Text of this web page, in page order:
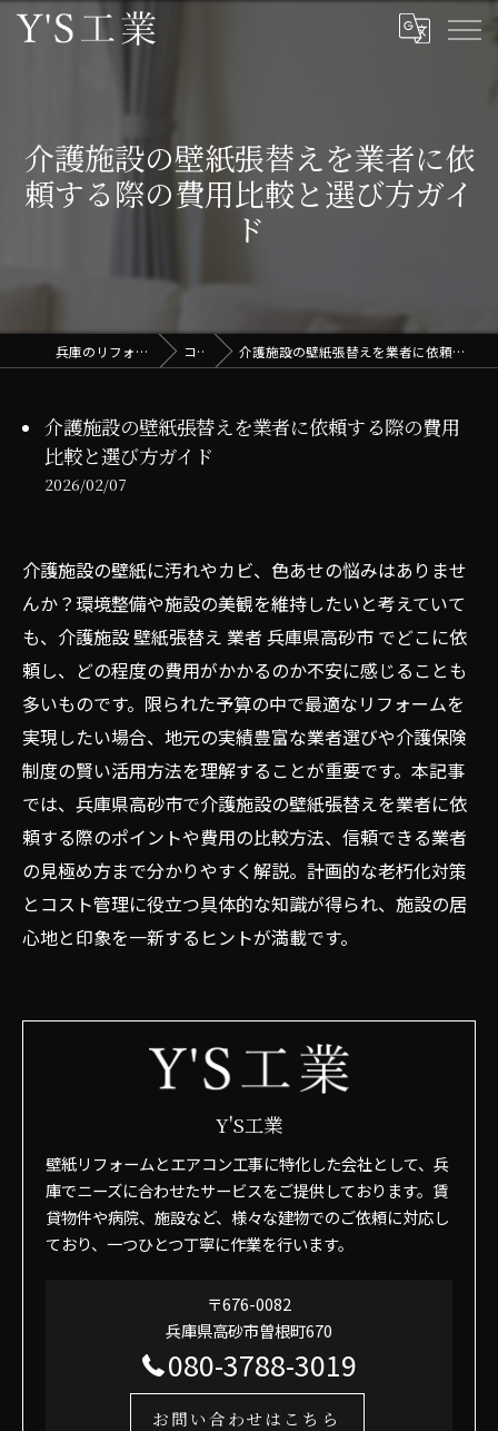
介護施設の壁紙張替えを業者に依
頼する際の費用比較と選び方ガイ
ド
兵庫のリフォームはY'S工業 コラム 介護施設の壁紙張替えを業者に依頼する際の費用比較と選び方ガイド
介護施設の壁紙張替えを業者に依頼する際の費用
比較と選び方ガイド
2026/02/07
介護施設の壁紙に汚れやカビ、色あせの悩みはありませ
んか？環境整備や施設の美観を維持したいと考えていて
も、介護施設 壁紙張替え 業者 兵庫県高砂市 でどこに依
頼し、どの程度の費用がかかるのか不安に感じることも
多いものです。限られた予算の中で最適なリフォームを
実現したい場合、地元の実績豊富な業者選びや介護保険
制度の賢い活用方法を理解することが重要です。本記事
では、兵庫県高砂市で介護施設の壁紙張替えを業者に依
頼する際のポイントや費用の比較方法、信頼できる業者
の見極め方まで分かりやすく解説。計画的な老朽化対策
とコスト管理に役立つ具体的な知識が得られ、施設の居
心地と印象を一新するヒントが満載です。
Y'S工業
壁紙リフォームとエアコン工事に特化した会社として、兵
庫でニーズに合わせたサービスをご提供しております。賃
貸物件や病院、施設など、様々な建物でのご依頼に対応し
ており、一つひとつ丁寧に作業を行います。
〒676-0082
兵庫県高砂市曽根町670
080-3788-3019
お問い合わせはこちら